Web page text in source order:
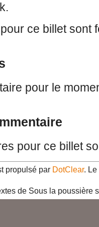
ce billet sont
pour le
pour ce billet
propulsé par DotClear. Le
de Sous la poussière